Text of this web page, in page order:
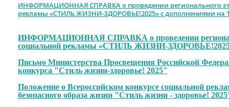
ИНФОРМАЦИОННАЯ СПРАВКА о проведении регионального
рекламы «СТИЛЬ ЖИЗНИ-ЗДОРОВЬЕ!2025» с дополнениями на
ИНФОРМАЦИОННАЯ СПРАВКА о проведении
социальной рекламы «СТИЛЬ ЖИЗНИ-
Письмо Министерства Просвещения Российской
конкурса "Стиль жизни-здоровье! 2025"
Положение о Всероссийском конкурсе социальной
безопасного образа жизни "Стиль жизни - здоровье!